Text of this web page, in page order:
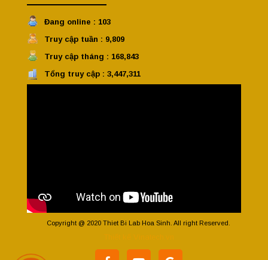
Đang online : 103
Truy cập tuần : 9,809
Truy cập tháng : 168,843
Tổng truy cập : 3,447,311
Copyright @ 2020 Thiet Bi Lab Hoa Sinh. All right Reserved.